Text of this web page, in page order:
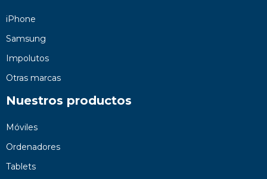
iPhone
Samsung
Impolutos
Otras marcas
Nuestros productos
Móviles
Ordenadores
Tablets